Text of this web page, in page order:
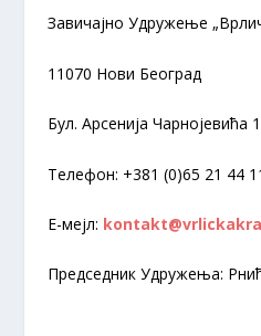
Завичајно Удружење
11070 Нови Београд
Бул. Арсенија Чарнојевића
Телефон: +381 (0)65 21 44
Е-мејл:
Председник Удружења: